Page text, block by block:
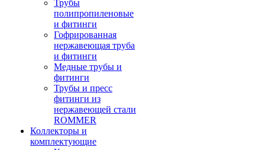
Трубы
полипропиленовые
и фитинги
Гофрированная
нержавеющая труба
и фитинги
Медные трубы и
фитинги
Трубы и пресс
фитинги из
нержавеющей стали
ROMMER
Коллекторы и
комплектующие